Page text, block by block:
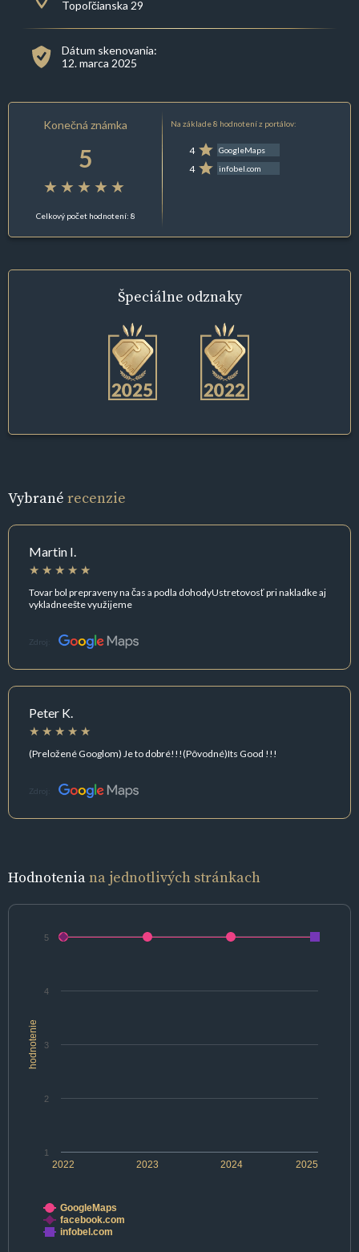
Topoľčianska 29
Dátum skenovania:
12. marca 2025
Konečná známka
5
Celkový počet hodnotení: 8
Na základe 8 hodnotení z portálov:
4 GoogleMaps
4 infobel.com
Špeciálne odznaky
Vybrané recenzie
Martin I.
Tovar bol prepraveny na čas a podla dohodyUstretovosť pri nakladke aj
vykladneešte využijeme
Zdroj:
Peter K.
(Preložené Googlom) Je to dobré!!!(Pôvodné)Its Good !!!
Zdroj:
Hodnoteniana jednotlivých stránkach
hodnotenie
2022 2024
2023 2025
1
2
3
4
5
GoogleMaps
facebook.com
infobel.com